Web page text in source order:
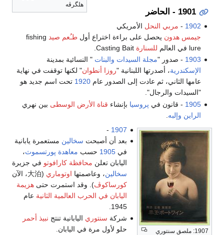
هلگرڤه
1901 - الحاضر
1902
- مربي النحل الأمريكي
جيمس هدون يحصل على براءة اختراع أولطـُعم صيد fishing
lure في العالم
للسنارة Casting Bait.
1903 - صدور "مجلة السيدات والبنات" النسائية بمدينة
الإسكندرية، أصدرتها اللبنانية "روزا أنطوان" لكنها توقفت في نهاية
عامها الثاني، ثم عادت إلى الصدور عام1920 تحت اسم جديد هو
"السيدات والرجال".
1905 - قانون في پروسيا بإنشاء قناة الأرض الوسطى بين نهري
الراين وإلبه
1907: ملصق سنتوري
1907
-
بعد أن أصبحت سخالين مستعمرة يابانية
في 1905 حسب معاهدة پورتسموث،
اليابان تعلن محافظة كارافوتو في جزيرة
سخالين، وعاصمتها اوتوماري (大泊، الآن
كورساكوڤ). وقد استمرت حتى هزيمة
اليابان في الحرب العالمية الثانية عام
1945.
شركة سنتوري اليابانية تنتج نبيذ أحمر
حلو لأول مرة في اليابان.